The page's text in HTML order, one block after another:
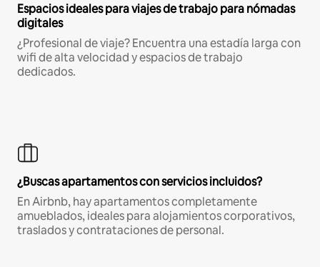
Espacios ideales para viajes de trabajo para nómadas
digitales
¿Profesional de viaje? Encuentra una estadía larga con
wifi de alta velocidad y espacios de trabajo
dedicados.
¿Buscas apartamentos con servicios incluidos?
En Airbnb, hay apartamentos completamente
amueblados, ideales para alojamientos corporativos,
traslados y contrataciones de personal.